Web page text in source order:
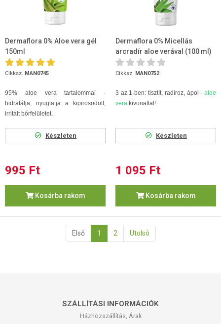
Dermaflora 0% Aloe vera gél
150ml
Cikksz. MAN0745
95% aloe vera tartalommal -
hidratálja, nyugtatja a kipirosodott,
irritált bőrfelületet.
Készleten
995 Ft
Kosárba rakom
Dermaflora 0% Micellás
arcradír aloe verával (100 ml)
Cikksz. MAN0752
3 az 1-ben: tisztít, radíroz, ápol - aloe
vera kivonattal!
Készleten
1 095 Ft
Kosárba rakom
Első 1 2 Utolsó
SZÁLLÍTÁSI INFORMÁCIÓK
Házhozszállítás, Árak